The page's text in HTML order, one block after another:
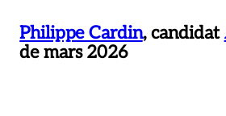
Philippe Cardin, candidat
de mars 2026